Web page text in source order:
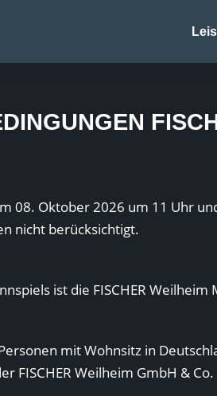
08. Oktober 2026 um 11 Uhr
nicht berücksichtigt.
ist die FISCHER
mit Wohnsitz in
FISCHER Weilheim GmbH &